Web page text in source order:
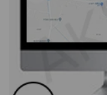
GPS機能搭載